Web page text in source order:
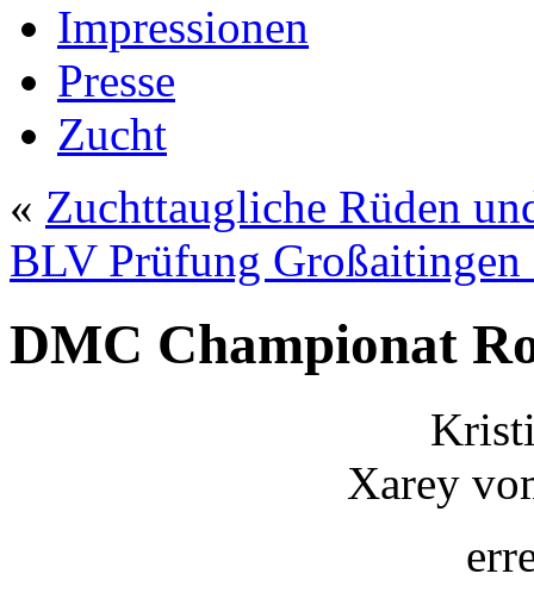
Impressionen
Presse
Zucht
« Zuchttaugliche Rüden
BLV Prüfung Großaitingen
DMC Championat
Xarey